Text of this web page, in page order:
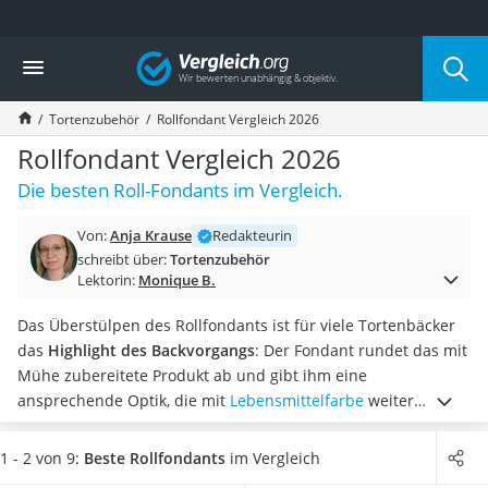
Die beliebtesten Vergleiche nach Kategorie
Haushalt
Wassersprudler
Zentralstaubsauger
Brotbackautomat
Wischroboter
Wäschespinne
Spülmaschinentabs
Akku-Staubsauger
AEG-Waschmaschine
Saug-Wisch-Roboter
Handstaubsauger
Milchaufschäumer
Kondenstrockner
Reiskocher
Vergleich
Tortenzubehör Rollfondant Vergleich 2026
Rollfondant Vergleich 2026
Die besten Roll-Fondants im Vergleich.
Von:Anja Krause
Redakteurin
schreibt über:Tortenzubehör
Lektorin: Monique B.
Das Überstülpen des Rollfondants ist für viele Tortenbäcker
das Highlight des Backvorgangs: Der Fondant rundet das mit
Mühe zubereitete Produkt ab und gibt ihm eine
ansprechende Optik, die mit Lebensmittelfarbe weiter
aufgepeppt werden kann. Wählen Sie jetzt einen Rollfondant
aus unserer Tabelle, der sichsowohl als Tortendecke als
1 - 2 von 9: Beste Rollfondants im Vergleich